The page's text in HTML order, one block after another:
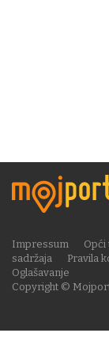
Copyright ©
Impressum Opći
sadržaja
Pravila
Oglašavanje